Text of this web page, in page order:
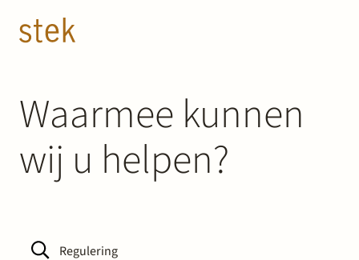
Waarmee kunnen
wij u helpen?
Mensen
Expertise
Track record